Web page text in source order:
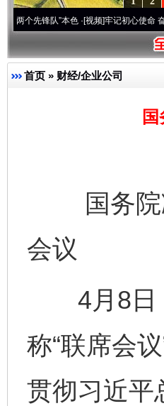
队”本色·[视频]牢记初心使命 奋进复兴征
首页 » 财经/企业公司
国务院减
会议
4月8日，
称“联席会
贯彻习近平